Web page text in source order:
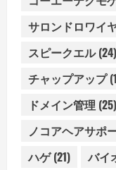
サロンドロワイ
スピークエル(24)
チャップアップ
ドメイン管理 (25)
ノコアヘアサポ
ハゲ(21) バイ